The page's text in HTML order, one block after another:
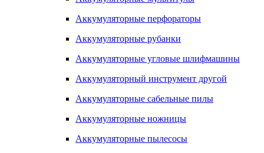
Аккумуляторные перфораторы
Аккумуляторные рубанки
Аккумуляторные угловые шлифмашины
Аккумуляторный инструмент другой
Аккумуляторные сабельные пилы
Аккумуляторные ножницы
Аккумуляторные пылесосы